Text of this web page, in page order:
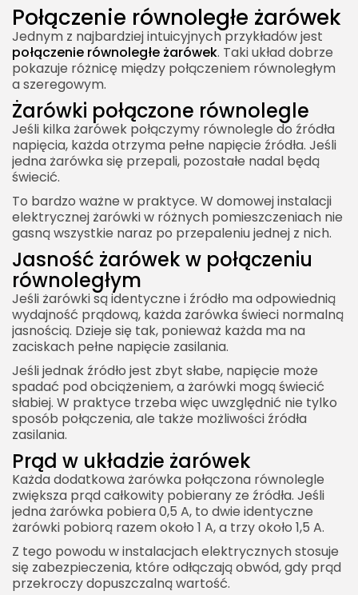
Połączenie równoległe żarówek
Jednym z najbardziej intuicyjnych przykładów jest
połączenie równoległe żarówek. Taki układ dobrze
pokazuje różnicę między połączeniem równoległym
a szeregowym.
Żarówki połączone równolegle
Jeśli kilka żarówek połączymy równolegle do źródła
napięcia, każda otrzyma pełne napięcie źródła. Jeśli
jedna żarówka się przepali, pozostałe nadal będą
świecić.
To bardzo ważne w praktyce. W domowej instalacji
elektrycznej żarówki w różnych pomieszczeniach nie
gasną wszystkie naraz po przepaleniu jednej z nich.
Jasność żarówek w połączeniu
równoległym
Jeśli żarówki są identyczne i źródło ma odpowiednią
wydajność prądową, każda żarówka świeci normalną
jasnością. Dzieje się tak, ponieważ każda ma na
zaciskach pełne napięcie zasilania.
Jeśli jednak źródło jest zbyt słabe, napięcie może
spadać pod obciążeniem, a żarówki mogą świecić
słabiej. W praktyce trzeba więc uwzględnić nie tylko
sposób połączenia, ale także możliwości źródła
zasilania.
Prąd w układzie żarówek
Każda dodatkowa żarówka połączona równolegle
zwiększa prąd całkowity pobierany ze źródła. Jeśli
jedna żarówka pobiera 0,5 A, to dwie identyczne
żarówki pobiorą razem około 1 A, a trzy około 1,5 A.
Z tego powodu w instalacjach elektrycznych stosuje
się zabezpieczenia, które odłączają obwód, gdy prąd
przekroczy dopuszczalną wartość.